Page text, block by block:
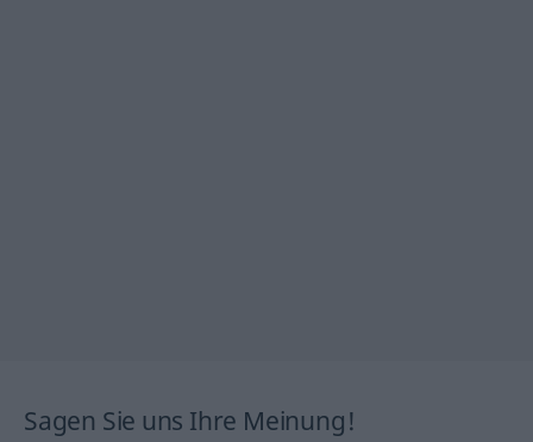
Sagen Sie uns Ihre Meinung!